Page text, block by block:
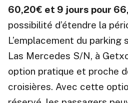
60,20€ et 9 jours pour
possibilité d’étendre la
L’emplacement du parking
Las Mercedes S/N, à
option pratique et proche
croisières. Avec cette